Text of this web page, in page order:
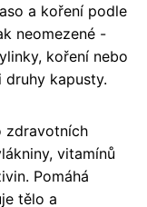
a koření podle
neomezené -
koření nebo
kapusty.
zdravotních
vitamínů
Pomáhá
tělo a